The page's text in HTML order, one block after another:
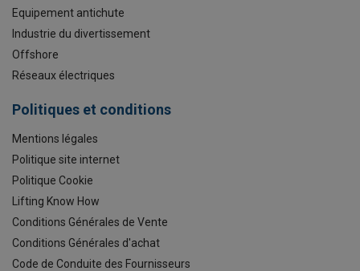
Equipement antichute
Industrie du divertissement
Offshore
Réseaux électriques
Politiques et conditions
Mentions légales
Politique site internet
Politique Cookie
Lifting Know How
Conditions Générales de Vente
Conditions Générales d'achat
Code de Conduite des Fournisseurs